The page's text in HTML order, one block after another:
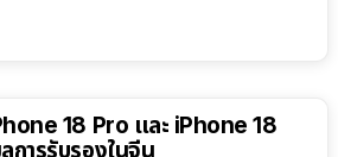
18 Pro และ iPhone 18
การรับรองในจีน